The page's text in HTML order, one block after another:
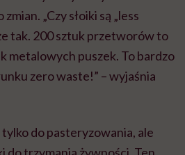
„Czy słoiki są „less
tak. 200 sztuk przetworów to
metalowych puszek. To bardzo
zero waste!” – wyjaśnia
tylko do pasteryzowania, ale